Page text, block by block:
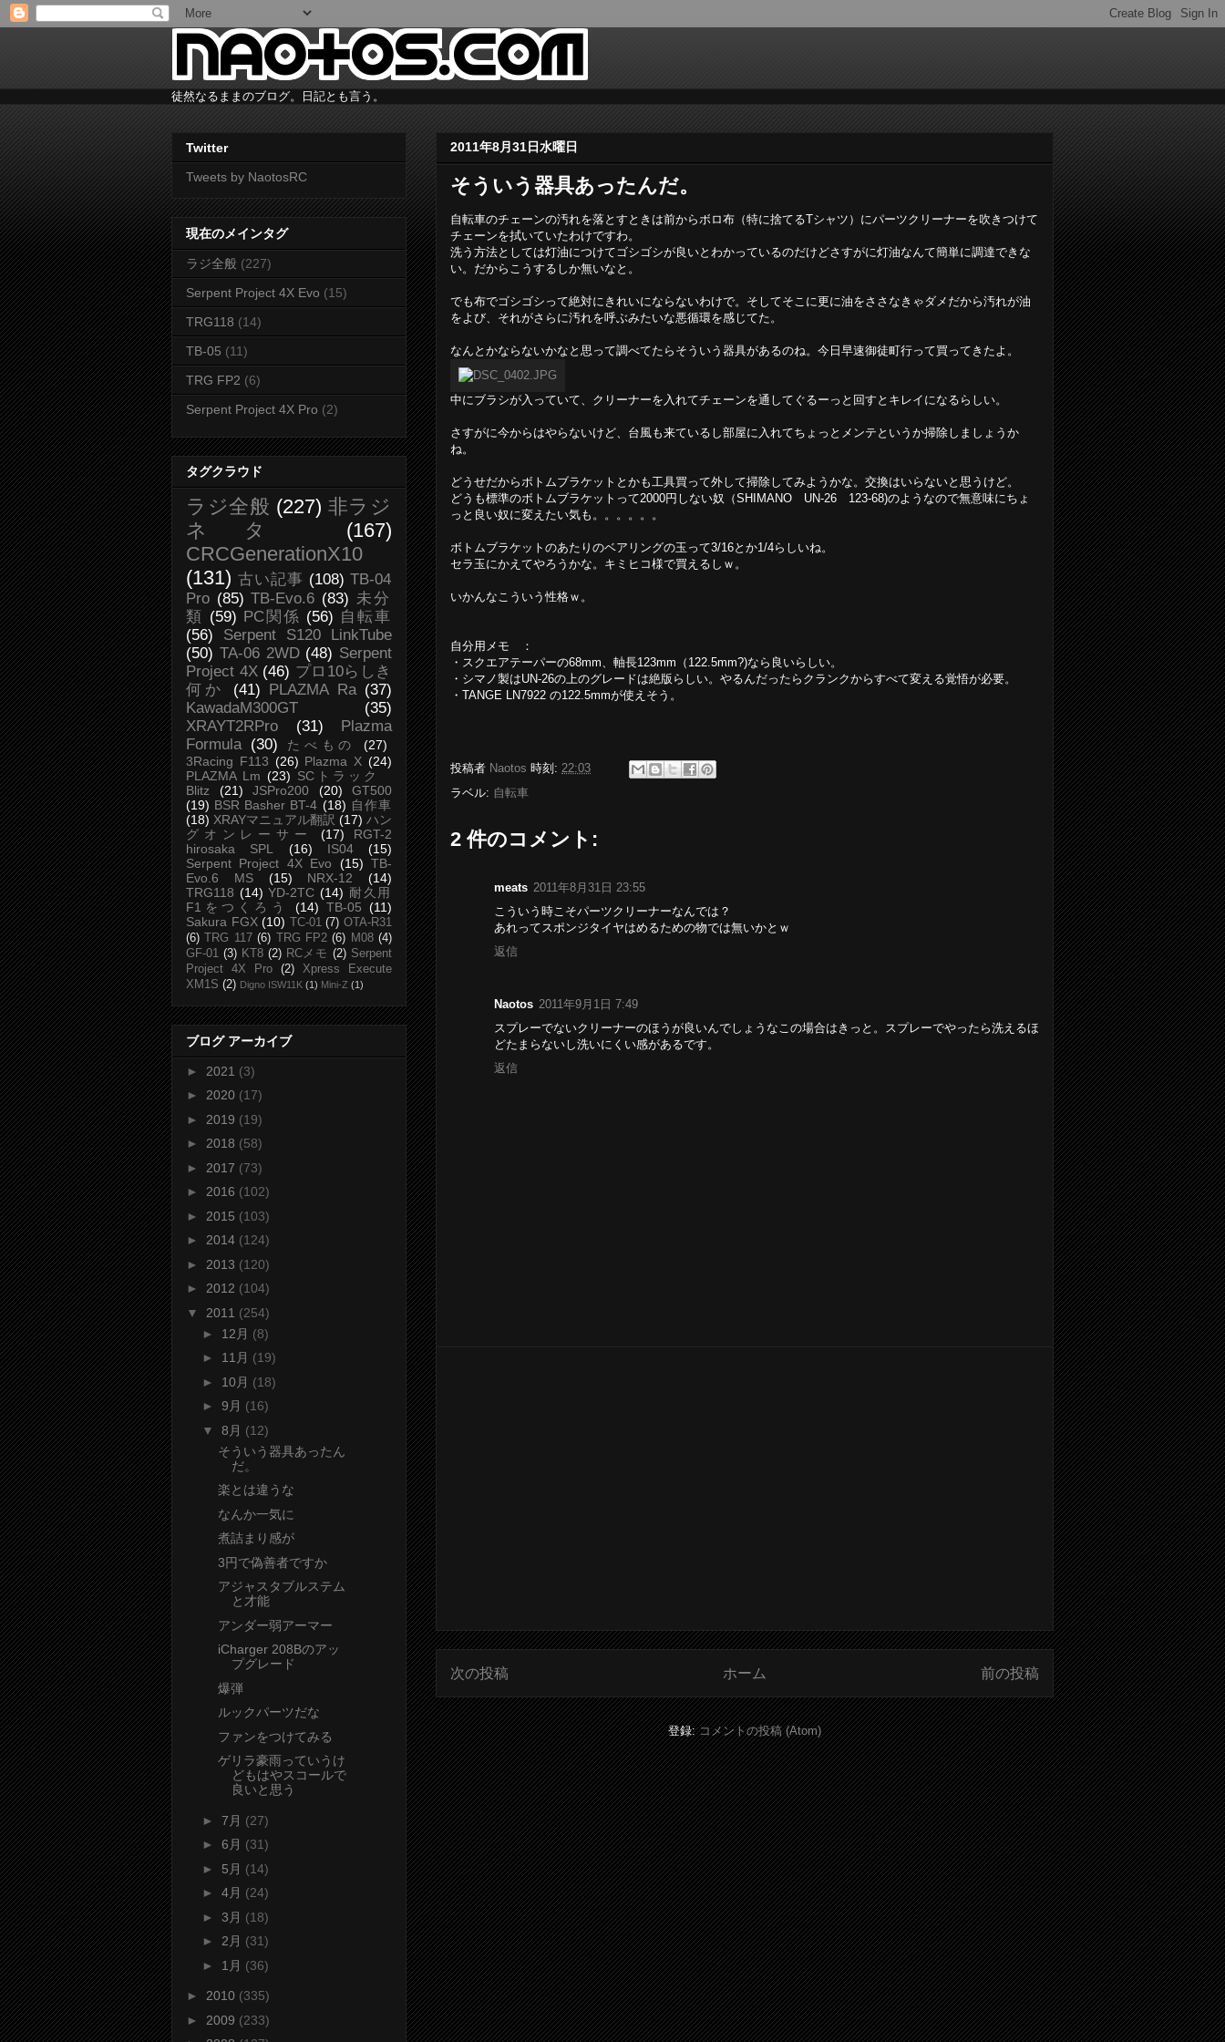
徒然なるままのブログ。日記とも言う。
2011年8月31日水曜日
そういう器具あったんだ。
自転車のチェーンの汚れを落とすときは前からボロ布（特に捨てるTシャツ）にパーツクリーナーを吹きつけて
チェーンを拭いていたわけですわ。
洗う方法としては灯油につけてゴシゴシが良いとわかっているのだけどさすがに灯油なんて簡単に調達できな
い。だからこうするしか無いなと。
でも布でゴシゴシって絶対にきれいにならないわけで。そしてそこに更に油をささなきゃダメだから汚れが油
をよび、それがさらに汚れを呼ぶみたいな悪循環を感じてた。
なんとかならないかなと思って調べてたらそういう器具があるのね。今日早速御徒町行って買ってきたよ。
中にブラシが入っていて、クリーナーを入れてチェーンを通してぐるーっと回すとキレイになるらしい。
さすがに今からはやらないけど、台風も来ているし部屋に入れてちょっとメンテというか掃除しましょうか
ね。
どうせだからボトムブラケットとかも工具買って外して掃除してみようかな。交換はいらないと思うけど。
どうも標準のボトムブラケットって2000円しない奴（SHIMANO UN-26 123-68)のようなので無意味にちょ
っと良い奴に変えたい気も。。。。。。
ボトムブラケットのあたりのベアリングの玉って3/16とか1/4らしいね。
セラ玉にかえてやろうかな。キミヒコ様で買えるしｗ。
いかんなこういう性格ｗ。
自分用メモ ：
・スクエアテーパーの68mm、軸長123mm（122.5mm?)なら良いらしい。
・シマノ製はUN-26の上のグレードは絶版らしい。やるんだったらクランクからすべて変える覚悟が必要。
・TANGE LN7922 の122.5mmが使えそう。
投稿者 Naotos 時刻: 22:03
ラベル: 自転車
2 件のコメント:
meats 2011年8月31日 23:55
こういう時こそパーツクリーナーなんでは？
あれってスポンジタイヤはめるための物では無いかとｗ
返信
Naotos 2011年9月1日 7:49
スプレーでないクリーナーのほうが良いんでしょうなこの場合はきっと。スプレーでやったら洗えるほ
どたまらないし洗いにくい感があるです。
返信
次の投稿 前の投稿
ホーム
登録:コメントの投稿 (Atom)
Twitter
Tweets by NaotosRC
現在のメインタグ
ラジ全般 (227)
Serpent Project 4X Evo (15)
TRG118 (14)
TB-05 (11)
TRG FP2 (6)
Serpent Project 4X Pro (2)
タグクラウド
ラジ全般 (227) 非ラジ
ネタ
(167)
CRCGenerationX10
(131) 古い記事 (108) TB-04
Pro (85) TB-Evo.6 (83) 未分
類
(59) PC関係 (56) 自転車
(56)
Serpent S120 LinkTube
(50) TA-06 2WD (48) Serpent
Project 4X (46) プロ10らしき
何か
(41) PLAZMA Ra (37)
KawadaM300GT
(35)
XRAYT2RPro
(31)
Plazma
Formula (30) たべもの
(27)
3Racing F113 (26) Plazma X (24)
PLAZMA Lm (23) SCトラック
Blitz
(21) JSPro200 (20)
GT500
(19) BSR Basher BT-4 (18) 自作車
(18) XRAYマニュアル翻訳 (17) ハン
グオンレーサー
(17)
RGT-2
hirosaka SPL
(16) IS04
(15)
Serpent Project 4X Evo
(15) TB-
Evo.6 MS
(15) NRX-12
(14)
TRG118 (14) YD-2TC (14) 耐久用
F1をつくろう
(14) TB-05 (11)
Sakura FGX (10) TC-01 (7) OTA-R31
(6)
TRG 117 (6) TRG FP2 (6) M08 (4)
GF-01 (3) KT8 (2) RCメモ (2) Serpent
Project 4X Pro
(2)
Xpress Execute
XM1S (2) Digno ISW11K (1) Mini-Z (1)
ブログ アーカイブ
► 2021 (3)
► 2020 (17)
► 2019 (19)
► 2018 (58)
► 2017 (73)
► 2016 (102)
► 2015 (103)
► 2014 (124)
► 2013 (120)
► 2012 (104)
▼ 2011 (254)
► 12月 (8)
► 11月 (19)
► 10月 (18)
► 9月 (16)
▼ 8月 (12)
そういう器具あったん
だ。
楽とは違うな
なんか一気に
煮詰まり感が
3円で偽善者ですか
アジャスタブルステム
と才能
アンダー弱アーマー
iCharger 208Bのアッ
プグレード
爆弾
ルックパーツだな
ファンをつけてみる
ゲリラ豪雨っていうけ
どもはやスコールで
良いと思う
► 7月 (27)
► 6月 (31)
► 5月 (14)
► 4月 (24)
► 3月 (18)
► 2月 (31)
► 1月 (36)
► 2010 (335)
► 2009 (233)